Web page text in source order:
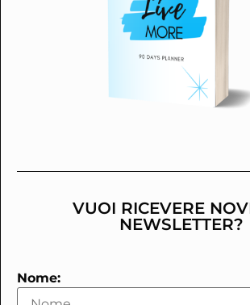
VUOI RICEVERE
NEWSLETTER?
Nome: